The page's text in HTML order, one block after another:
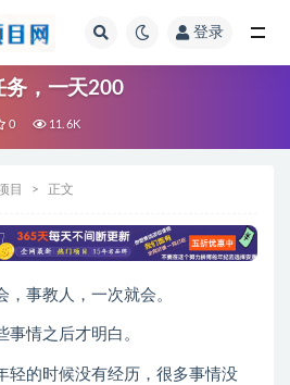
登录
务，一天200
0 11.6K
目 正文
，事教人，一次就会。
情之后才明白。
轻的时候没有经历，很多事情没